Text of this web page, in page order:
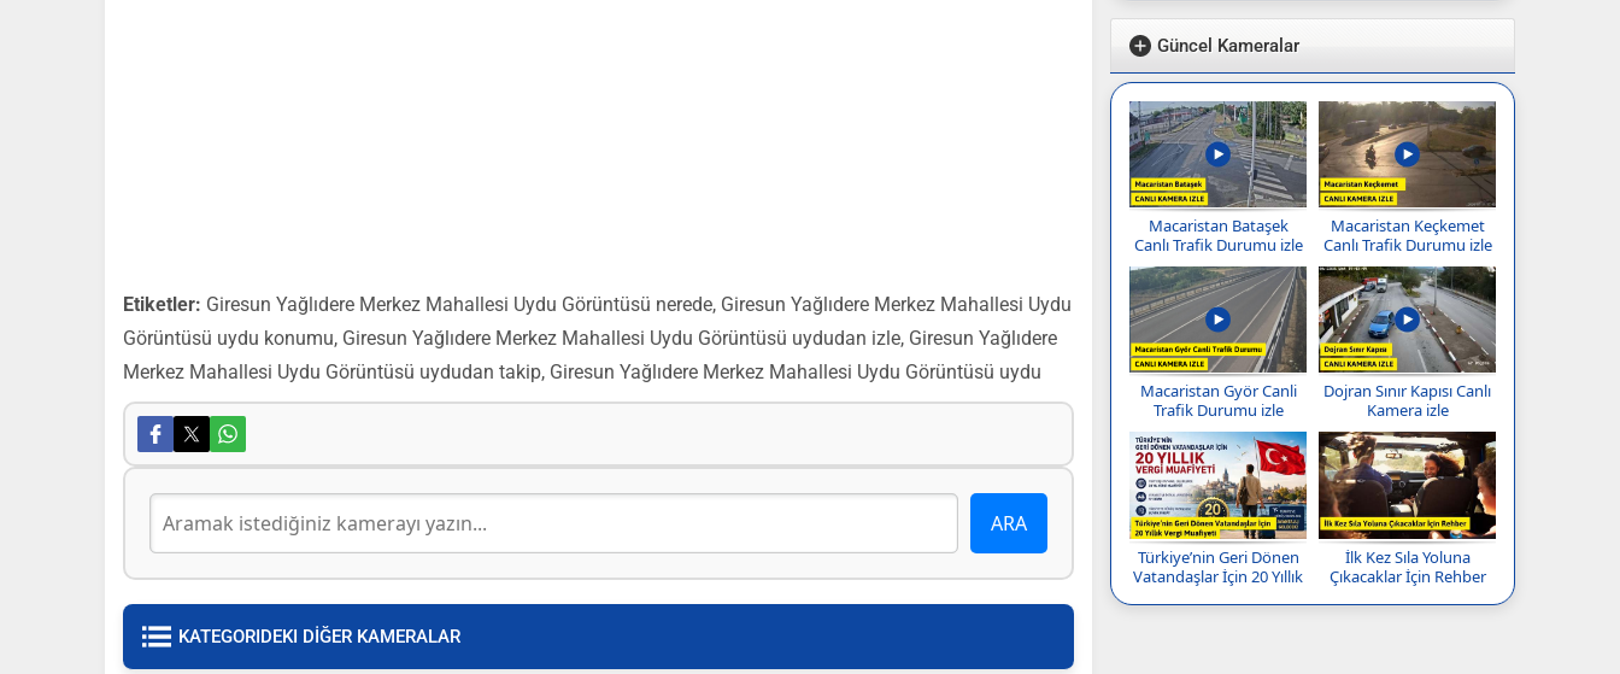
Etiketler: Giresun Yağlıdere Merkez Mahallesi Uydu Görüntüsü nerede, Giresun Yağlıdere Merkez Mahallesi Uydu
Görüntüsü uydu konumu, Giresun Yağlıdere Merkez Mahallesi Uydu Görüntüsü uydudan izle, Giresun Yağlıdere
Merkez Mahallesi Uydu Görüntüsü uydudan takip, Giresun Yağlıdere Merkez Mahallesi Uydu Görüntüsü uydu
KATEGORIDEKI DİĞER KAMERALAR
Güncel Kameralar
Macaristan Bataşek
Canlı Trafik Durumu izle
Macaristan Keçkemet
Canlı Trafik Durumu izle
Macaristan Györ Canli
Trafik Durumu izle
Dojran Sınır Kapısı Canlı
Kamera izle
Türkiye’nin Geri Dönen
Vatandaşlar İçin 20 Yıllık
İlk Kez Sıla Yoluna
Çıkacaklar İçin Rehber